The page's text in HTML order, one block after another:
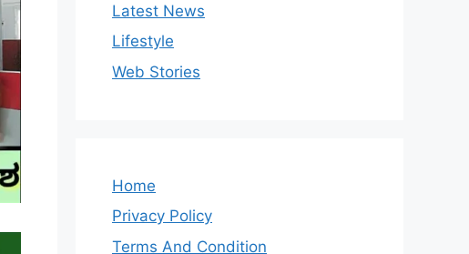
Latest News
Lifestyle
Web Stories
Home
Privacy Policy
Terms And Condition